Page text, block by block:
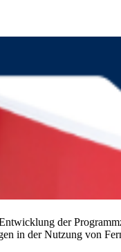
der
in der Nutzung von